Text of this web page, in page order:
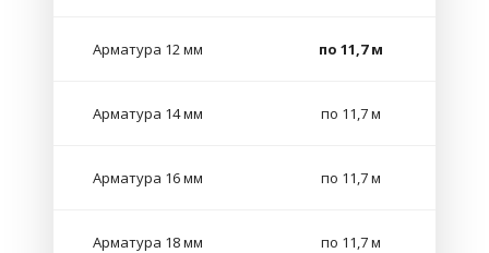
Арматура 12 мм по 11,7 м
Арматура 14 мм по 11,7 м
Арматура 16 мм по 11,7 м
Арматура 18 мм по 11,7 м